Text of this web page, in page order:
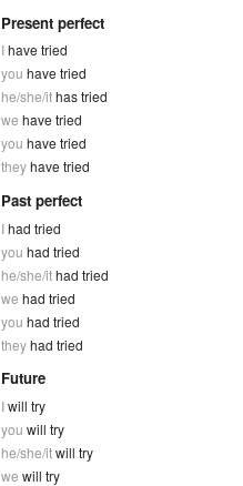
Present perfect
Ihave tried
you have tried
he/she/ithas tried
we have tried
you have tried
theyhave tried
Past perfect
Ihad tried
you had tried
he/she/ithad tried
we had tried
you had tried
theyhad tried
Future
Iwill try
you will try
he/she/itwill try
we will try